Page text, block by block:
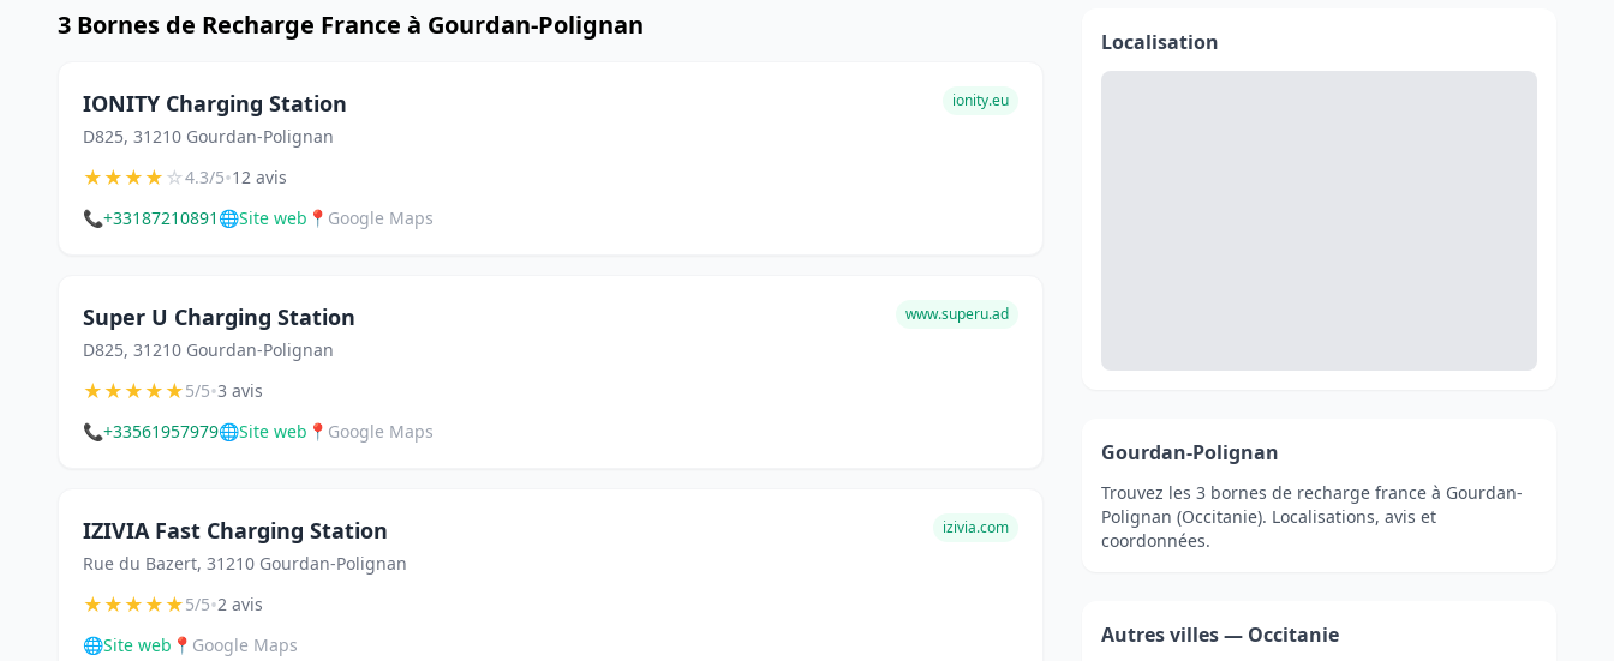
3 Bornes de Recharge France à Gourdan-Polignan
IONITY Charging Station
D825, 31210 Gourdan-Polignan
ionity.eu
★★★★☆4.3/5•12 avis
📞+33187210891 🌐Site web 📍 Google Maps
Super U Charging Station
D825, 31210 Gourdan-Polignan
www.superu.ad
★★★★★5/5•3 avis
📞+33561957979🌐Site web 📍 Google Maps
IZIVIA Fast Charging Station
Rue du Bazert, 31210 Gourdan-Polignan
izivia.com
★★★★★5/5•2 avis
🌐Site web 📍 Google Maps
Localisation
Gourdan-Polignan
Trouvez les 3 bornes de recharge france à Gourdan-
Polignan (Occitanie). Localisations, avis et
coordonnées.
Autres villes — Occitanie